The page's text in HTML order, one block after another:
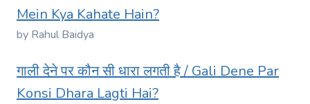
Mein Kya Kahate Hain?
by Rahul Baidya
गाली देने पर कौन सी धारा लगती है / Gali Dene Par
Konsi Dhara Lagti Hai?